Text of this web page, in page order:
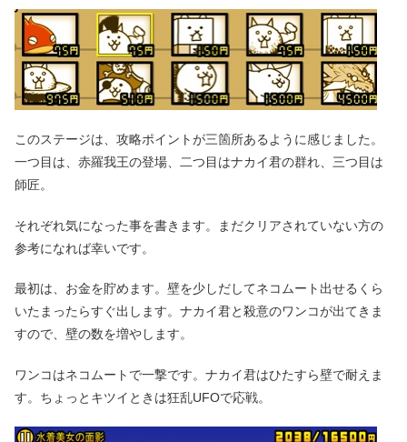
このステージは、攻略ポイントが三箇所あるように感じました。
一つ目は、赤羅我王の登場、二つ目はナカイ君の群れ、三つ目は
師匠。
それぞれ気になった事を書きます。まだクリアされていない方の
参考になれば幸いです。
最初は、お金を貯めます。壁を少しだしてネコムート出せるくら
いたまったらすぐ出します。ナカイ君と殺意のワンコが出てきま
すので、壁の数を増やします。
ワンコはネコムートで一撃です。ナカイ君はひたすら壁で耐えま
す。ちょっとキツイときは狂乱UFOで応戦。